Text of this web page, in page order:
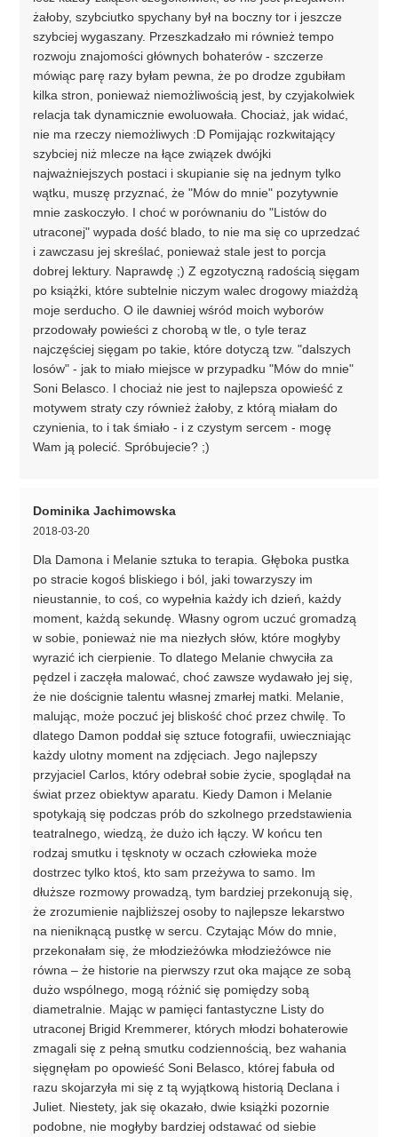
żałoby, szybciutko spychany był na boczny tor i jeszcze
szybciej wygaszany. Przeszkadzało mi również tempo
rozwoju znajomości głównych bohaterów - szczerze
mówiąc parę razy byłam pewna, że po drodze zgubiłam
kilka stron, ponieważ niemożliwością jest, by czyjakolwiek
relacja tak dynamicznie ewoluowała. Chociaż, jak widać,
nie ma rzeczy niemożliwych :D Pomijając rozkwitający
szybciej niż mlecze na łące związek dwójki
najważniejszych postaci i skupianie się na jednym tylko
wątku, muszę przyznać, że "Mów do mnie" pozytywnie
mnie zaskoczyło. I choć w porównaniu do "Listów do
utraconej" wypada dość blado, to nie ma się co uprzedzać
i zawczasu jej skreślać, ponieważ stale jest to porcja
dobrej lektury. Naprawdę ;) Z egzotyczną radością sięgam
po książki, które subtelnie niczym walec drogowy miażdżą
moje serducho. O ile dawniej wśród moich wyborów
przodowały powieści z chorobą w tle, o tyle teraz
najczęściej sięgam po takie, które dotyczą tzw. "dalszych
losów" - jak to miało miejsce w przypadku "Mów do mnie"
Soni Belasco. I chociaż nie jest to najlepsza opowieść z
motywem straty czy również żałoby, z którą miałam do
czynienia, to i tak śmiało - i z czystym sercem - mogę
Wam ją polecić. Spróbujecie? ;)
Dominika Jachimowska
2018-03-20
Dla Damona i Melanie sztuka to terapia. Głęboka pustka
po stracie kogoś bliskiego i ból, jaki towarzyszy im
nieustannie, to coś, co wypełnia każdy ich dzień, każdy
moment, każdą sekundę. Własny ogrom uczuć gromadzą
w sobie, ponieważ nie ma niezłych słów, które mogłyby
wyrazić ich cierpienie. To dlatego Melanie chwyciła za
pędzel i zaczęła malować, choć zawsze wydawało jej się,
że nie doścignie talentu własnej zmarłej matki. Melanie,
malując, może poczuć jej bliskość choć przez chwilę. To
dlatego Damon poddał się sztuce fotografii, uwieczniając
każdy ulotny moment na zdjęciach. Jego najlepszy
przyjaciel Carlos, który odebrał sobie życie, spoglądał na
świat przez obiektyw aparatu. Kiedy Damon i Melanie
spotykają się podczas prób do szkolnego przedstawienia
teatralnego, wiedzą, że dużo ich łączy. W końcu ten
rodzaj smutku i tęsknoty w oczach człowieka może
dostrzec tylko ktoś, kto sam przeżywa to samo. Im
dłuższe rozmowy prowadzą, tym bardziej przekonują się,
że zrozumienie najbliższej osoby to najlepsze lekarstwo
na nieniknącą pustkę w sercu. Czytając Mów do mnie,
przekonałam się, że młodzieżówka młodzieżówce nie
równa – że historie na pierwszy rzut oka mające ze sobą
dużo wspólnego, mogą różnić się pomiędzy sobą
diametralnie. Mając w pamięci fantastyczne Listy do
utraconej Brigid Kremmerer, których młodzi bohaterowie
zmagali się z pełną smutku codziennością, bez wahania
sięgnęłam po opowieść Soni Belasco, której fabuła od
razu skojarzyła mi się z tą wyjątkową historią Declana i
Juliet. Niestety, jak się okazało, dwie książki pozornie
podobne, nie mogłyby bardziej odstawać od siebie